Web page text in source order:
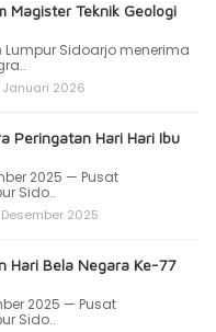
Magister Teknik Geologi
Lumpur Sidoarjo menerima
Januari 2026
Peringatan Hari Hari Ibu
2025 — Pusat
Sido..
2025
Hari Bela Negara Ke-77
2025 — Pusat
Sido..